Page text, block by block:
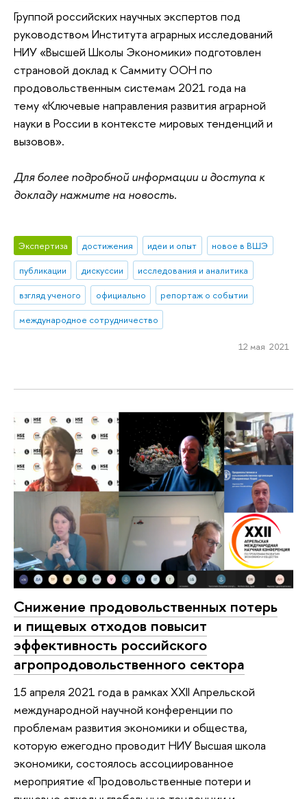
Группой российских научных экспертов под
руководством Института аграрных исследований
НИУ «Высшей Школы Экономики» подготовлен
страновой доклад к Саммиту ООН по
продовольственным системам 2021 года на
тему «Ключевые направления развития аграрной
науки в России в контексте мировых тенденций и
вызовов».
Для более подробной информации и доступа к
докладу нажмите на новость.
Экспертиза достижения идеи и опыт
новое в ВШЭ
публикации
дискуссии
исследования и аналитика
взгляд ученого
официально
репортаж о событии
международное сотрудничество
12 мая 2021
Снижение продовольственных потерь
и пищевых отходов повысит
эффективность российского
агропродовольственного сектора
15 апреля 2021 года в рамках XXII Апрельской
международной научной конференции по
проблемам развития экономики и общества,
которую ежегодно проводит НИУ Высшая школа
экономики, состоялось ассоциированное
мероприятие «Продовольственные потери и